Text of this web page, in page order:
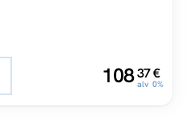
108,37€
alv 0%